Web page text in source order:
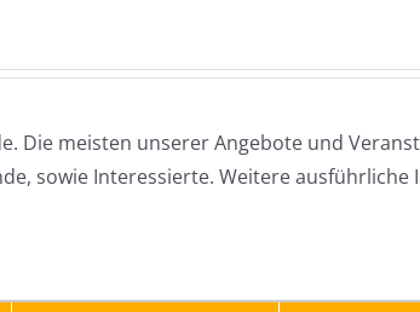
Die meisten unserer Angebote und
sowie Interessierte. Weitere